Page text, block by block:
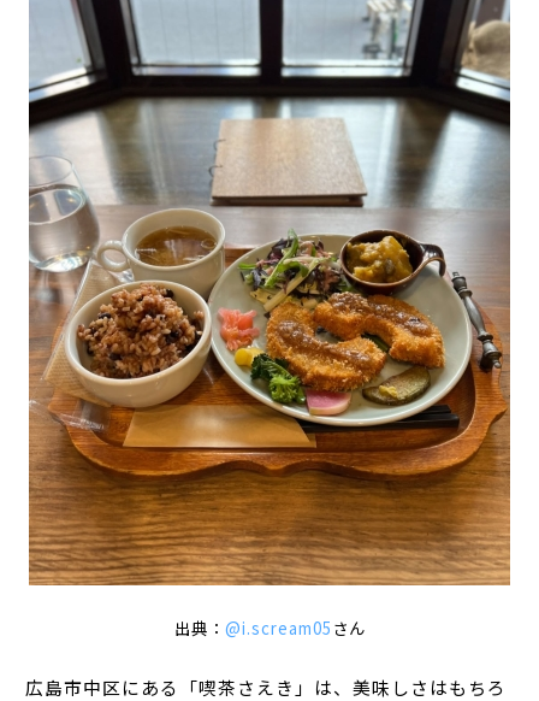
出典： @i.scream05 さん
広島市中区にある「喫茶さえき」は、美味しさはもちろ